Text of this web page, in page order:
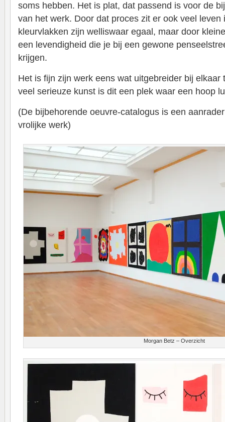
soms hebben. Het is plat, dat passend is voor de
van het werk. Door dat proces zit er ook veel leven
kleurvlakken zijn welliswaar egaal, maar door
een levendigheid die je bij een gewone
krijgen.
Het is fijn zijn werk eens wat uitgebreider bij elkaar
veel serieuze kunst is dit een plek waar een hoop
(De bijbehorende oeuvre-catalogus is een
vrolijke werk)
Morgan Betz – Overzicht